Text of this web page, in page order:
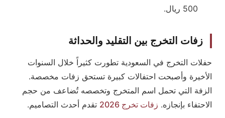
500 ريال.
زفات التخرج بين التقليد والحداثة
حفلات التخرج في السعودية تطورت كثيراً خلال السنوات
الأخيرة وأصبحت احتفالات كبيرة تستحق زفات مخصصة.
الزفة التي تحمل اسم المتخرج وتخصصه تُضاعف من حجم
الاحتفاء بإنجازه. زفات تخرج 2026 تقدم أحدث التصاميم.